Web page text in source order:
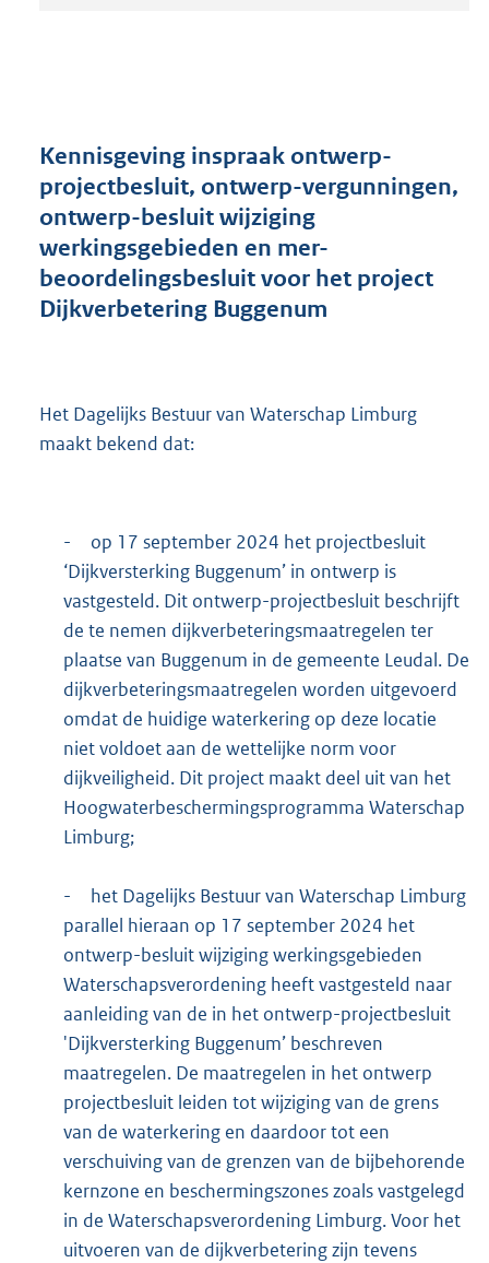
r
o
t
t
:
2
Kennisgeving inspraak ontwerp-
projectbesluit, ontwerp-vergunningen,
ontwerp-besluit wijziging
werkingsgebieden en mer-
beoordelingsbesluit voor het project
Dijkverbetering Buggenum
Het Dagelijks Bestuur van Waterschap Limburg
maakt bekend dat:
-
op 17 september 2024 het projectbesluit
‘Dijkversterking Buggenum’ in ontwerp is
vastgesteld. Dit ontwerp-projectbesluit beschrijft
de te nemen dijkverbeteringsmaatregelen ter
plaatse van Buggenum in de gemeente Leudal. De
dijkverbeteringsmaatregelen worden uitgevoerd
omdat de huidige waterkering op deze locatie
niet voldoet aan de wettelijke norm voor
dijkveiligheid. Dit project maakt deel uit van het
Hoogwaterbeschermingsprogramma Waterschap
Limburg;
-
het Dagelijks Bestuur van Waterschap Limburg
parallel hieraan op 17 september 2024 het
ontwerp-besluit wijziging werkingsgebieden
Waterschapsverordening heeft vastgesteld naar
aanleiding van de in het ontwerp-projectbesluit
'Dijkversterking Buggenum’ beschreven
maatregelen. De maatregelen in het ontwerp
projectbesluit leiden tot wijziging van de grens
van de waterkering en daardoor tot een
verschuiving van de grenzen van de bijbehorende
kernzone en beschermingszones zoals vastgelegd
in de Waterschapsverordening Limburg. Voor het
uitvoeren van de dijkverbetering zijn tevens